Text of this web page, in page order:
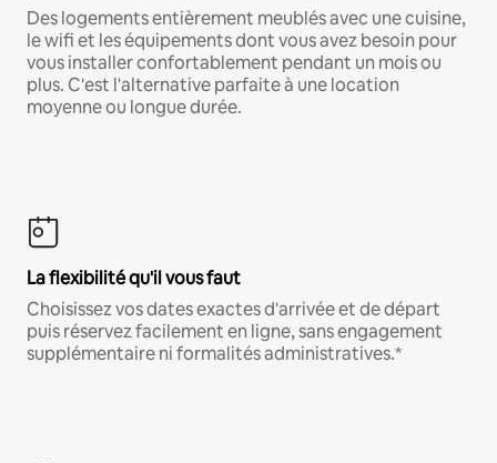
Des logements entièrement meublés avec une cuisine,
le wifi et les équipements dont vous avez besoin pour
vous installer confortablement pendant un mois ou
plus. C'est l'alternative parfaite à une location
moyenne ou longue durée.
La flexibilité qu'il vous faut
Choisissez vos dates exactes d'arrivée et de départ
puis réservez facilement en ligne, sans engagement
supplémentaire ni formalités administratives.*